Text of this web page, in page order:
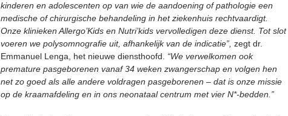
kinderen en adolescenten op van wie de aandoening of pathologie een
medische of chirurgische behandeling in het ziekenhuis rechtvaardigt.
Onze klinieken Allergo’Kids en Nutri’kids vervolledigen deze dienst. Tot slot
voeren we polysomnografie uit, afhankelijk van de indicatie”, zegt dr.
Emmanuel Lenga, het nieuwe diensthoofd. “We verwelkomen ook
premature pasgeborenen vanaf 34 weken zwangerschap en volgen hen
net zo goed als alle andere voldragen pasgeborenen – dat is onze missie
op de kraamafdeling en in ons neonataal centrum met vier N*-bedden.”